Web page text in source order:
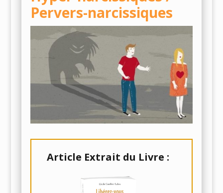
Pervers-narcissiques
Article Extrait du Livre :